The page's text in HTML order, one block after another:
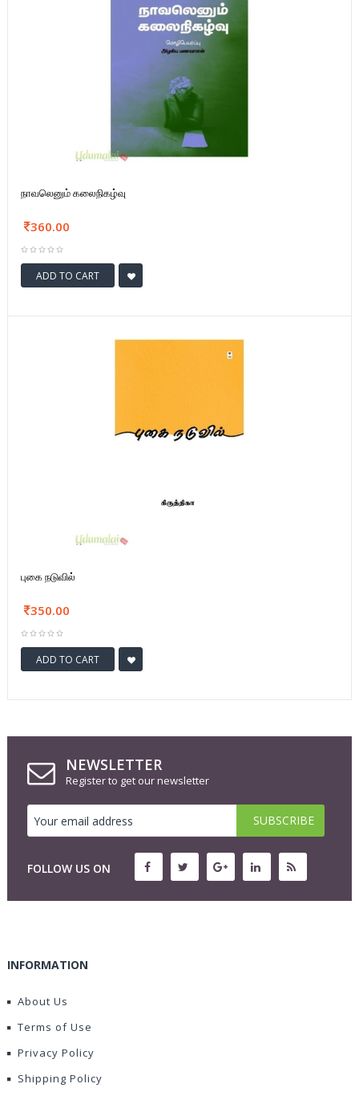
நாவலெனும் கலைநிகழ்வு
360.00
ADD TO CART
புகை நடுவில்
350.00
ADD TO CART
NEWSLETTER
Register to get our newsletter
FOLLOW US ON
INFORMATION
About Us
Terms of Use
Privacy Policy
Shipping Policy